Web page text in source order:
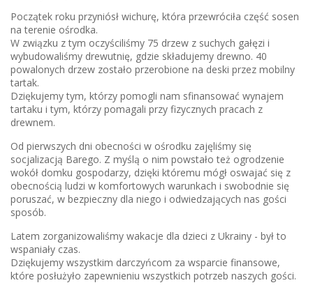
Początek roku przyniósł wichurę, która przewróciła część sosen
na terenie ośrodka.
W związku z tym oczyściliśmy 75 drzew z suchych gałęzi i
wybudowaliśmy drewutnię, gdzie składujemy drewno. 40
powalonych drzew zostało przerobione na deski przez mobilny
tartak.
Dziękujemy tym, którzy pomogli nam sfinansować wynajem
tartaku i tym, którzy pomagali przy fizycznych pracach z
drewnem.
Od pierwszych dni obecności w ośrodku zajęliśmy się
socjalizacją Barego. Z myślą o nim powstało też ogrodzenie
wokół domku gospodarzy, dzięki któremu mógł oswajać się z
obecnością ludzi w komfortowych warunkach i swobodnie się
poruszać, w bezpieczny dla niego i odwiedzających nas gości
sposób.
Latem zorganizowaliśmy wakacje dla dzieci z Ukrainy - był to
wspaniały czas.
Dziękujemy wszystkim darczyńcom za wsparcie finansowe,
które posłużyło zapewnieniu wszystkich potrzeb naszych gości.